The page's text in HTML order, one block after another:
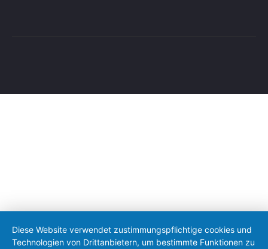
Diese Website verwendet zustimmungspflichtige cookies und
Technologien von Drittanbietern, um bestimmte Funktionen zu